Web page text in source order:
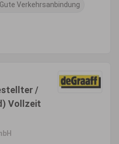
Gute Verkehrsanbindung
/
Vollzeit